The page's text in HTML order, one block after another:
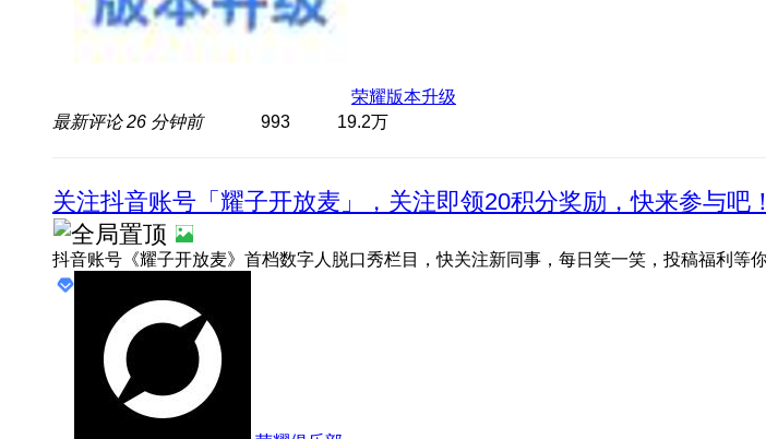
荣耀版本升级
最新评论26 分钟前 993 19.2万
关注抖音账号「耀子开放麦」，关注即领20积分奖励，快来参与吧！